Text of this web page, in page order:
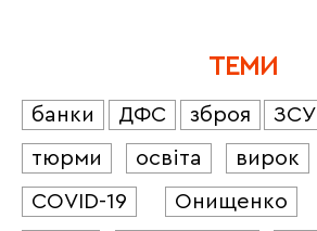
ТЕМИ
банки ДФС зброя ЗСУ
тюрми
освіта вирок
COVID-19
Онищенко